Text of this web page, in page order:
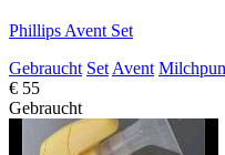
Phillips Avent Set
Gebraucht Set Avent
€ 55
Gebraucht